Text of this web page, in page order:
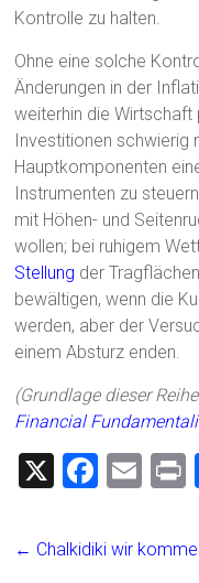
Kontrolle zu halten.
Ohne eine solche
Änderungen in der
weiterhin die Wirtschaft
Investitionen schwierig
Hauptkomponenten
Instrumenten zu
mit Höhen- und
wollen; bei ruhigem
Stellung der
bewältigen, wenn die
werden, aber der
einem Absturz enden.
(Grundlage dieser
Financial
X
F
ce
E
ai t
← Chalkidiki wir